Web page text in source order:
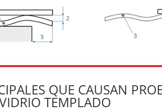
QUE CAUSAN
TEMPLADO